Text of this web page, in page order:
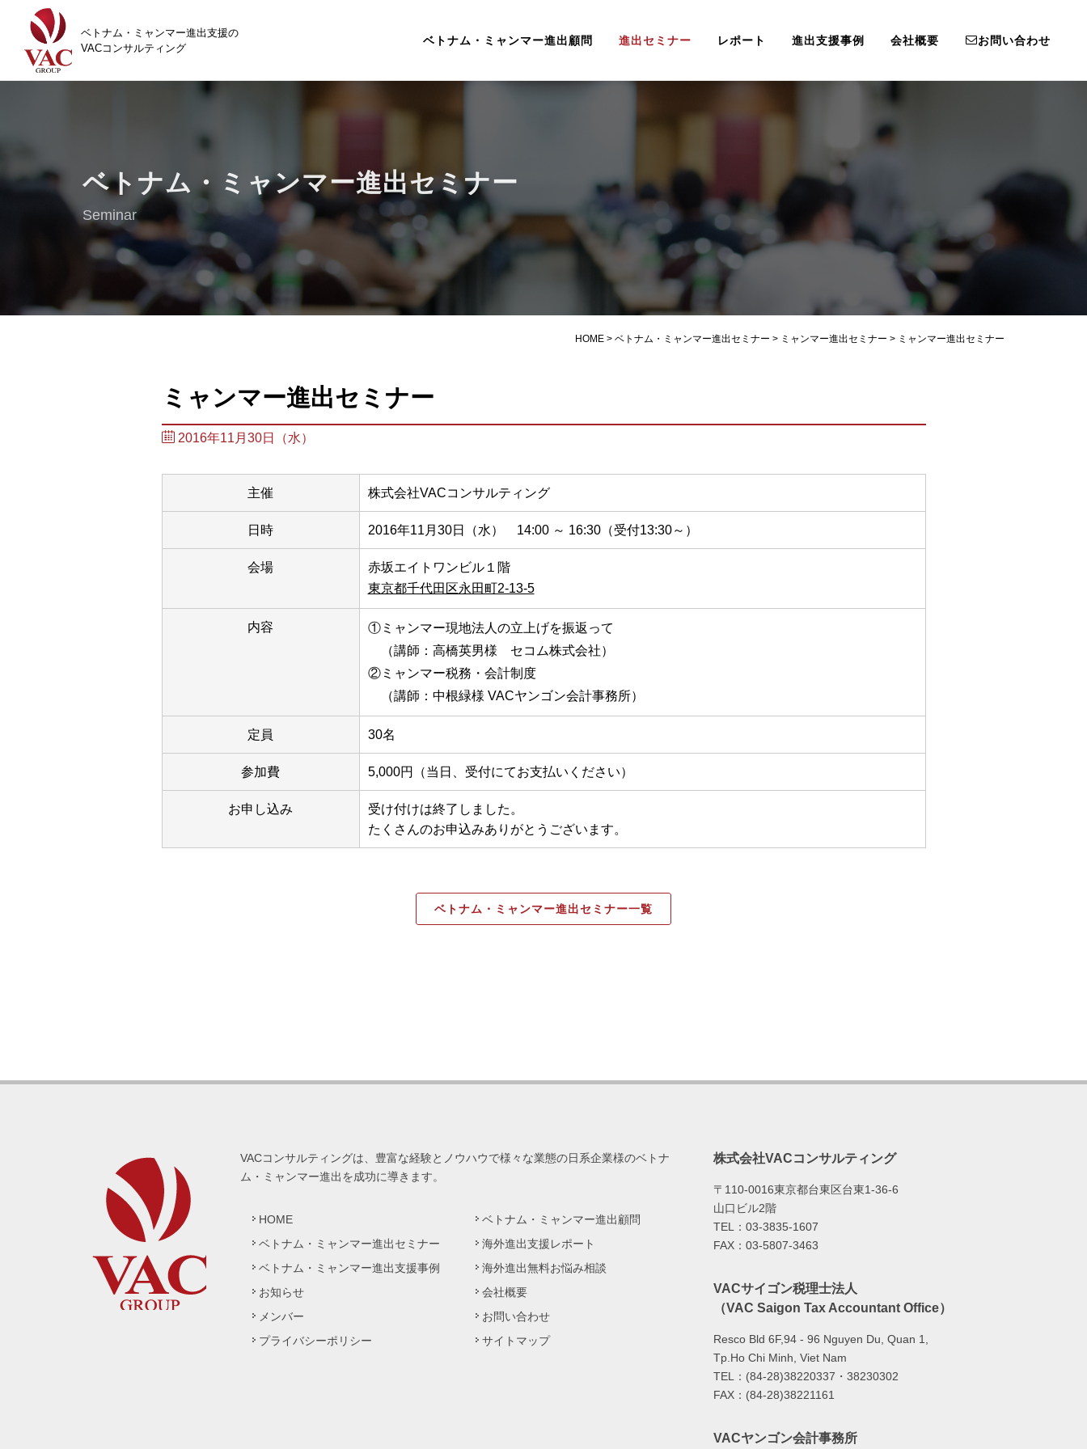
ベトナム・ミャンマー進出支援の
VACコンサルティング
ベトナム・ミャンマー進出顧問 進出セミナー レポート 進出支援事例 会社概要 お問い合わせ
ベトナム・ミャンマー進出セミナー
Seminar
HOME > ベトナム・ミャンマー進出セミナー > ミャンマー進出セミナー > ミャンマー進出セミナー
ミャンマー進出セミナー
2016年11月30日（水）
主催 株式会社VACコンサルティング
日時 2016年11月30日（水） 14:00 ～ 16:30（受付13:30～）
会場
赤坂エイトワンビル１階
東京都千代田区永田町2-13-5
内容
①ミャンマー現地法人の立上げを振返って
（講師：高橋英男様 セコム株式会社）
②ミャンマー税務・会計制度
（講師：中根緑様 VACヤンゴン会計事務所）
定員 30名
参加費 5,000円（当日、受付にてお支払いください）
お申し込み
受け付けは終了しました。
たくさんのお申込みありがとうございます。
ベトナム・ミャンマー進出セミナー一覧
VACコンサルティングは、豊富な経験とノウハウで様々な業態の日系企業様のベトナ
ム・ミャンマー進出を成功に導きます。
HOME
ベトナム・ミャンマー進出顧問
ベトナム・ミャンマー進出セミナー
海外進出支援レポート
ベトナム・ミャンマー進出支援事例
海外進出無料お悩み相談
お知らせ
会社概要
メンバー
お問い合わせ
プライバシーポリシー
サイトマップ
株式会社VACコンサルティング
〒110-0016東京都台東区台東1-36-6
山口ビル2階
TEL：03-3835-1607
FAX：03-5807-3463
VACサイゴン税理士法人
（VAC Saigon Tax Accountant Office）
Resco Bld 6F,94 - 96 Nguyen Du, Quan 1,
Tp.Ho Chi Minh, Viet Nam
TEL：(84-28)38220337・38230302
FAX：(84-28)38221161
VACヤンゴン会計事務所